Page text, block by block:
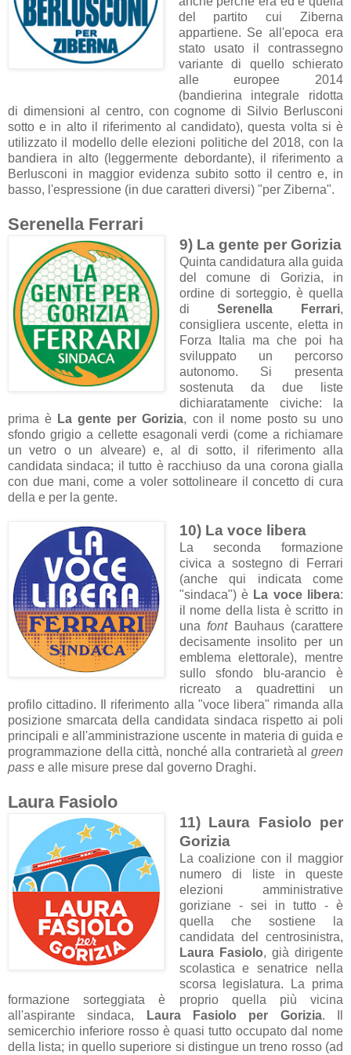
del partito cui Ziberna
appartiene. Se all'epoca era
stato usato il contrassegno
variante di quello schierato
alle europee 2014
(bandierina integrale ridotta
di dimensioni al centro, con cognome di Silvio Berlusconi
sotto e in alto il riferimento al candidato), questa volta si è
utilizzato il modello delle elezioni politiche del 2018, con la
bandiera in alto (leggermente debordante), il riferimento a
Berlusconi in maggior evidenza subito sotto il centro e, in
basso, l'espressione (in due caratteri diversi) "per Ziberna".
Serenella Ferrari
9) La gente per Gorizia
Quinta candidatura alla guida
del comune di Gorizia, in
ordine di sorteggio, è quella
diSerenella Ferrari,
consigliera uscente, eletta in
Forza Italia ma che poi ha
sviluppato un percorso
autonomo. Si presenta
sostenuta da due liste
dichiaratamente civiche: la
prima è La gente per Gorizia, con il nome posto su uno
sfondo grigio a cellette esagonali verdi (come a richiamare
un vetro o un alveare) e, al di sotto, il riferimento alla
candidata sindaca; il tutto è racchiuso da una corona gialla
con due mani, come a voler sottolineare il concetto di cura
della e per la gente.
10) La voce libera
La seconda formazione
civica a sostegno di Ferrari
(anche qui indicata come
"sindaca") è La voce libera:
il nome della lista è scritto in
unafont Bauhaus (carattere
decisamente insolito per un
emblema elettorale), mentre
sullo sfondo blu-arancio è
ricreato a quadrettini un
profilo cittadino. Il riferimento alla "voce libera" rimanda alla
posizione smarcata della candidata sindaca rispetto ai poli
principali e all'amministrazione uscente in materia di guida e
programmazione della città, nonché alla contrarietà al green
pass e alle misure prese dal governo Draghi.
Laura Fasiolo
11) Laura Fasiolo per
Gorizia
La coalizione con il maggior
numero di liste in queste
elezioni amministrative
goriziane - sei in tutto - è
quella che sostiene la
candidata del centrosinistra,
Laura Fasiolo, già dirigente
scolastica e senatrice nella
scorsa legislatura. La prima
formazione sorteggiata è proprio quella più vicina
all'aspirante sindaca,
Laura Fasiolo per Gorizia. Il
semicerchio inferiore rosso è quasi tutto occupato dal nome
della lista; in quello superiore si distingue un treno rosso (ad